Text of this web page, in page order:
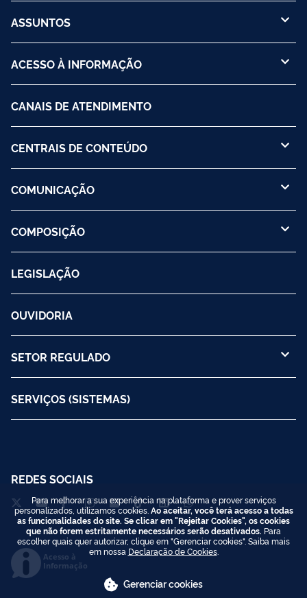
ASSUNTOS
ACESSO À INFORMAÇÃO
CANAIS DE ATENDIMENTO
CENTRAIS DE CONTEÚDO
COMUNICAÇÃO
COMPOSIÇÃO
LEGISLAÇÃO
OUVIDORIA
SETOR REGULADO
SERVIÇOS (SISTEMAS)
REDES SOCIAIS
Acesso à
Informação
Para melhorar a sua experiência na plataforma e prover serviços
personalizados, utilizamos cookies. Ao aceitar, você terá acesso a todas
as funcionalidades do site. Se clicar em "Rejeitar Cookies", os cookies
que não forem estritamente necessários serão desativados. Para
escolher quais quer autorizar, clique em "Gerenciar cookies". Saiba mais
em nossa Declaração de Cookies.
Gerenciar cookies